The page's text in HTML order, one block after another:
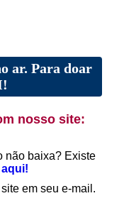
ar. Para doar
nosso site:
não baixa? Existe
em seu e-mail.